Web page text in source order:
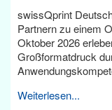
swissQprint
Partnern zu einem
Oktober 2026
Großformatdruck
Weiterlesen...